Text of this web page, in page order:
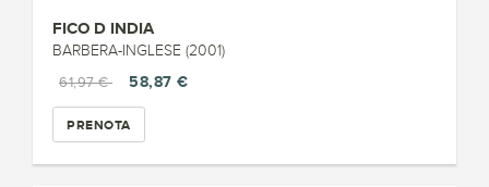
FICO D INDIA
BARBERA-INGLESE (2001)
61,97 €
58,87 €
PRENOTA